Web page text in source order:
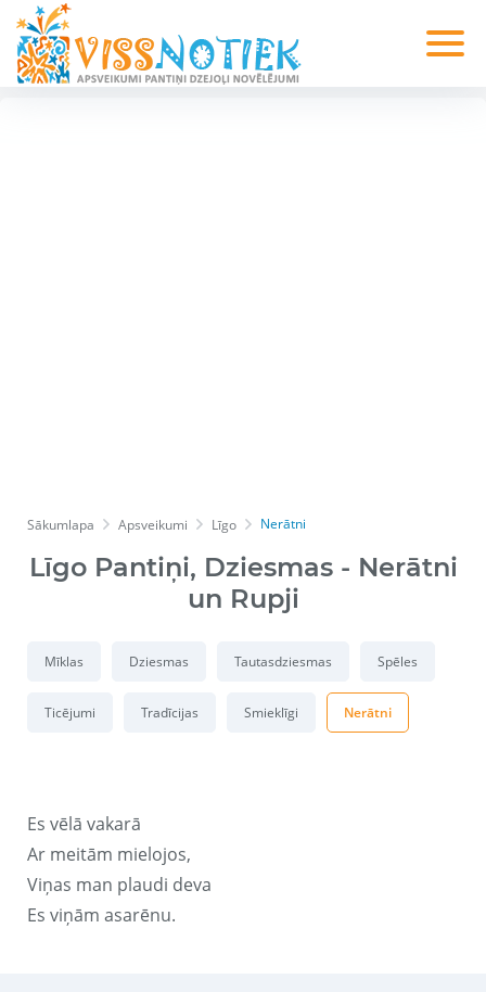
Sākumlapa Apsveikumi Līgo Nerātni
Līgo Pantiņi, Dziesmas - Nerātni
un Rupji
Mīklas Dziesmas Tautasdziesmas Spēles
Ticējumi Tradīcijas Smieklīgi Nerātni
Es vēlā vakarā
Ar meitām mielojos,
Viņas man plaudi deva
Es viņām asarēnu.